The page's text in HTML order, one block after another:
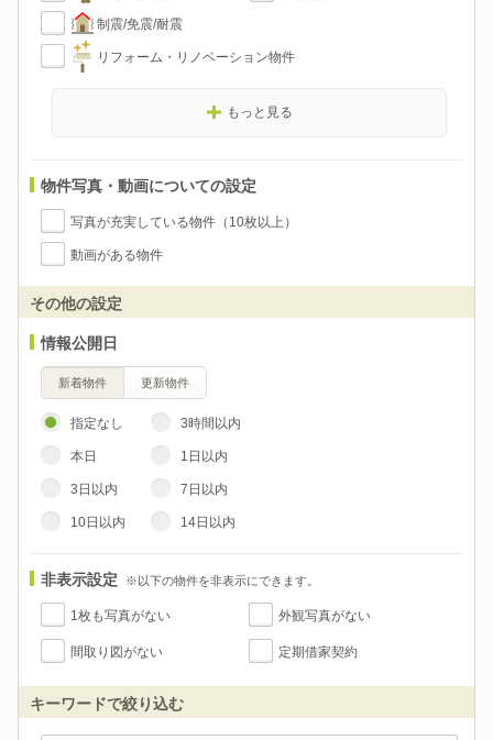
制震/免震/耐震
リフォーム・リノベーション物件
もっと見る
物件写真・動画についての設定
写真が充実している物件（10枚以上）
動画がある物件
その他の設定
情報公開日
新着物件 更新物件
指定なし 3時間以内
本日 1日以内
3日以内 7日以内
10日以内 14日以内
非表示設定 ※以下の物件を非表示にできます。
1枚も写真がない 外観写真がない
間取り図がない 定期借家契約
キーワードで絞り込む